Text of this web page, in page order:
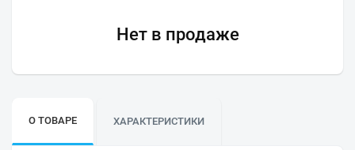
Нет в продаже
О ТОВАРЕ ХАРАКТЕРИСТИКИ